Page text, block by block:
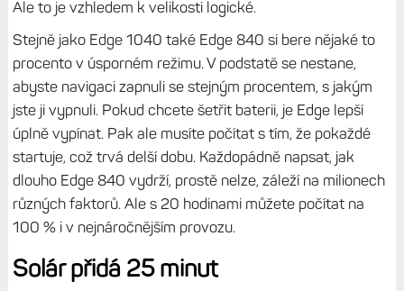
dvojnásobek oproti Edge 530 a 830, a 26 hodin při použití
náročném (více satelitních systémů, mapa, navigace,
radar…).
Moje praktické zkušenosti ukazují, že při běžné jízdě (čistá
GPS) ubývala dvě procenta za hodinu (tj. 50 hodin
celkem), při hraní si s ClimbPro a navigací pak tři procenta
(tj. 30 hodin celkem). Záleží hodně na tom, jestli jedete
přes den, a tudíž není aktivní podsvícení – což jsou ta tři
procenta, nebo když se pohybujete často v lese či v šeru,
pak může jít i o čtyři procenta. V prvním případě si
tříhodinová aktivita vezme 9-10 %, v druhém pak i 12-13
%.